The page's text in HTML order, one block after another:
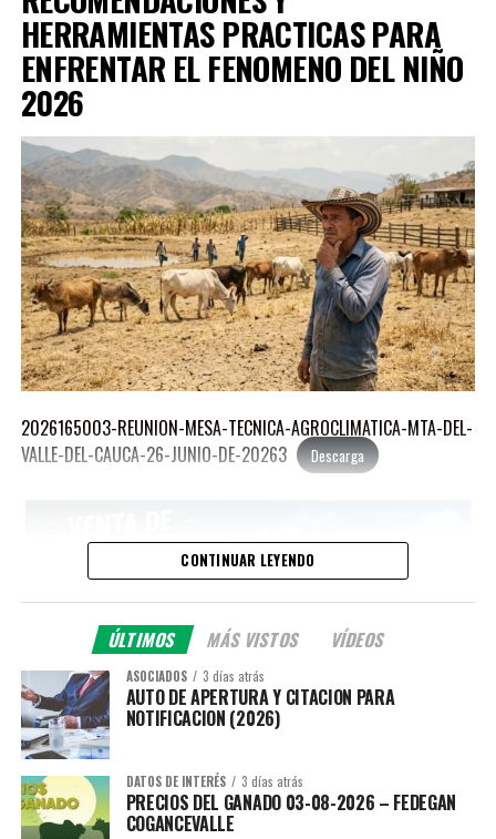
MEJIA-SIERRA-REINA-LUCIA-1 Descarga
MORALES-AGUDELO-JORGE-ANDRES-1
OROZCO-ZAPATA-PAULO-ANDRES-1 Descarga
PEDROZA-LOZANO-LEON-MARIA-1 Descarga
RAMIREZ-SANCHEZ-PAOLA-ANDREA-1 Descarga
RODRIGUEZ-CORTES-MARCO-AURELIO-1 Descarga
HERRAMIENTAS PRACTICAS PARA
ENFRENTAR EL FENOMENO DEL NIÑO
2026
2026165003-REUNION-MESA-TECNICA-AGROCLIMATICA-MTA-DEL-
VALLE-DEL-CAUCA-26-JUNIO-DE-20263
Descarga
CONTINUAR LEYENDO
ÚLTIMOS MÁS VISTOS VÍDEOS
ASOCIADOS 3 días atrás
AUTO DE APERTURA Y CITACION PARA
NOTIFICACION (2026)
DATOS DE INTERÉS 3 días atrás
PRECIOS DEL GANADO 03-08-2026 – FEDEGAN
COGANCEVALLE